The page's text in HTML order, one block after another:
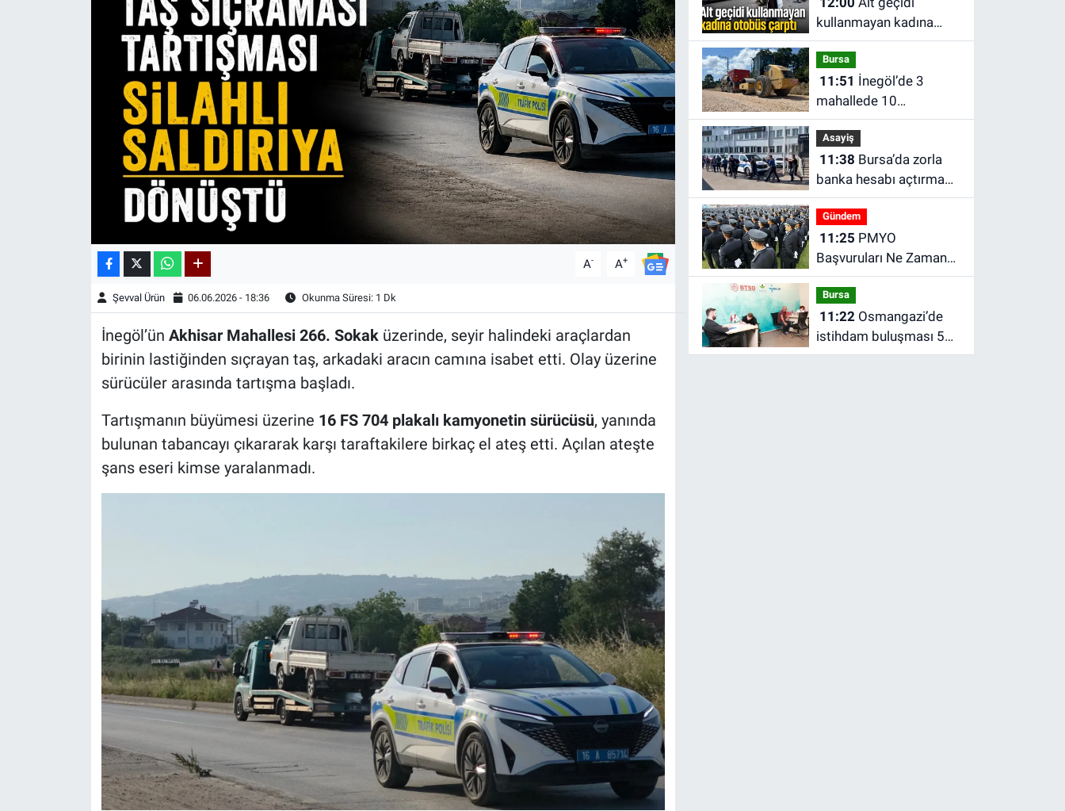
A- A+
Şevval Ürün 06.06.2026 - 18:36 Okunma Süresi: 1 Dk
İnegöl’ün Akhisar Mahallesi 266. Sokaküzerinde, seyir halindeki araçlardan
birinin lastiğinden sıçrayan taş, arkadaki aracın camına isabet etti. Olay üzerine
sürücüler arasında tartışma başladı.
Tartışmanın büyümesi üzerine 16 FS 704 plakalı kamyonetin sürücüsü, yanında
bulunan tabancayı çıkararak karşı taraftakilere birkaç el ateş etti. Açılan ateşte
şans eseri kimse yaralanmadı.
kullanmayan kadına
otobüs çarptı
Bursa
11:51
mahallede 10
kilometrelik yol
çalışması başladı
Asayiş
11:38
banka hesabı açtırma
iddiasına operasyon: 2
şüpheli tutuklandı
Gündem
11:25
Başvuruları Ne Zaman
Başlıyor? 2026 Polislik
Başvuru Şartları Neler?
Bursa
11:22Osmangazi’de
istihdam buluşması 50
kişiye iş kapısı oldu
Kültür & Sanat
Astroloji-Rüya